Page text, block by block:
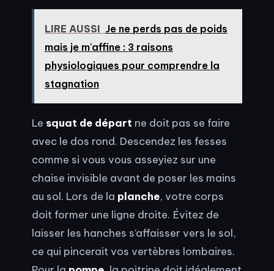
LIRE AUSSI Je ne perds pas de poids
mais je m'affine : 3 raisons
physiologiques pour comprendre la
stagnation
Le squat de départ ne doit pas se faire
avec le dos rond. Descendez les fesses
comme si vous vous asseyiez sur une
chaise invisible avant de poser les mains
au sol. Lors de la planche, votre corps
doit former une ligne droite. Évitez de
laisser les hanches s’affaisser vers le sol,
ce qui pincerait vos vertèbres lombaires.